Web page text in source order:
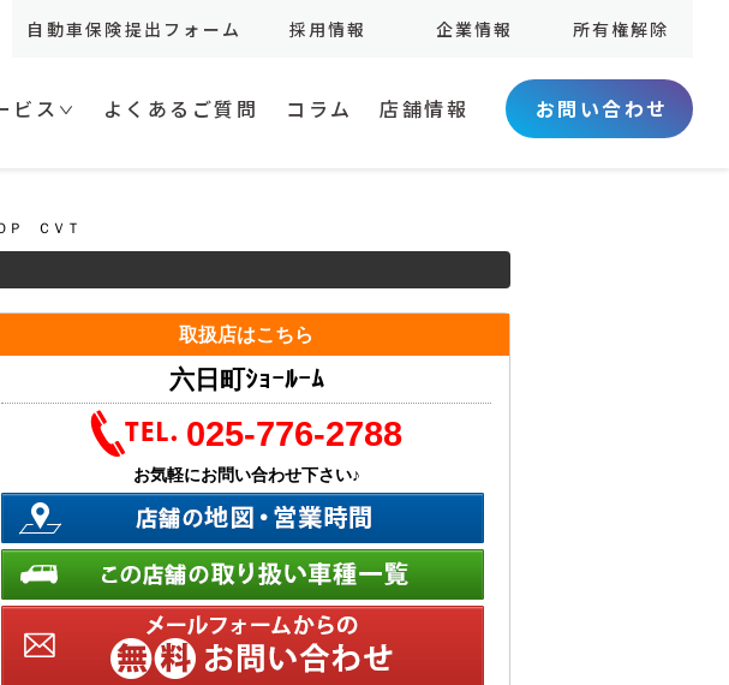
自動車保険提出フォーム 採用情報 企業情報 所有権解除
ビス よくあるご質問 コラム 店舗情報 お問い合わせ
Ｐ ＣＶＴ
取扱店はこちら
六日町ｼｮｰﾙｰﾑ
025-776-2788
お気軽にお問い合わせ下さい♪